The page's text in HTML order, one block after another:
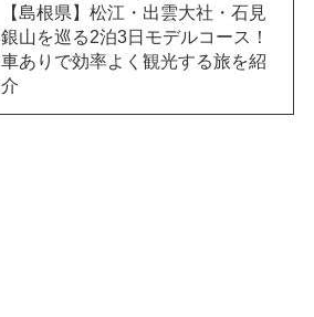
【島根県】松江・出雲大社・石見
銀山を巡る2泊3日モデルコース！
車ありで効率よく観光する旅を紹
介